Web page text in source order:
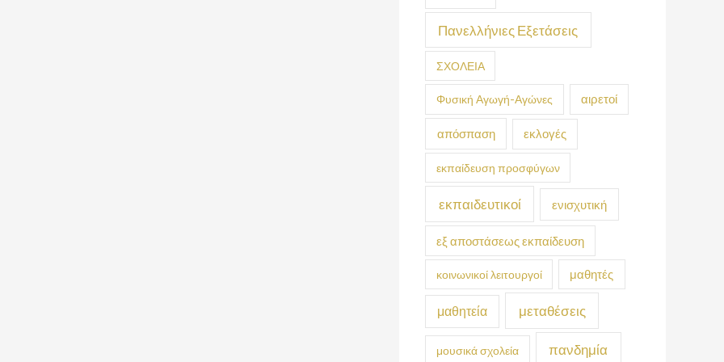
Πανελλήνιες Εξετάσεις
ΣΧΟΛΕΙΑ
Φυσική Αγωγή-Αγώνες αιρετοί
απόσπαση εκλογές
εκπαίδευση προσφύγων
εκπαιδευτικοί ενισχυτική
εξ αποστάσεως εκπαίδευση
κοινωνικοί λειτουργοί μαθητές
μαθητεία μεταθέσεις
μουσικά σχολεία πανδημία